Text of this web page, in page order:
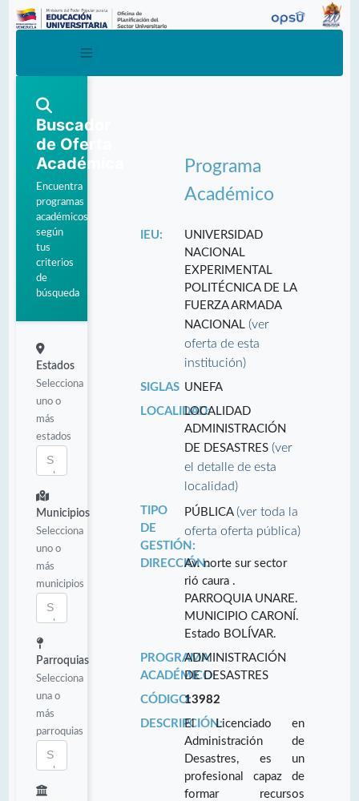
Buscador
de Oferta
Académica
Encuentra
programas
académicos
según
tus
criterios
de
búsqueda
Estados
Selecciona
uno o
más
estados
Municipios
Selecciona
uno o
más
municipios
Parroquias
Selecciona
una o
más
parroquias
Programa
Académico
IEU:
UNIVERSIDAD
NACIONAL
EXPERIMENTAL
POLITÉCNICA DE LA
FUERZA ARMADA
NACIONAL(ver
oferta de esta
institución)
SIGLAS UNEFA
LOCALIDAD:LOCALIDAD
ADMINISTRACIÓN
DE DESASTRES(ver
el detalle de esta
localidad)
TIPO
DE
GESTIÓN:
PÚBLICA(ver toda la
oferta oferta pública)
DIRECCIÓN:Av. norte sur sector
rió caura .
PARROQUIA UNARE.
MUNICIPIO CARONÍ.
Estado BOLÍVAR.
PROGRAMA
ACADÉMICO:
ADMINISTRACIÓN
DE DESASTRES
CÓDIGO:13982
DESCRIPCIÓN:El Licenciado en
Administración de
Desastres, es un
profesional capaz de
formar recursos